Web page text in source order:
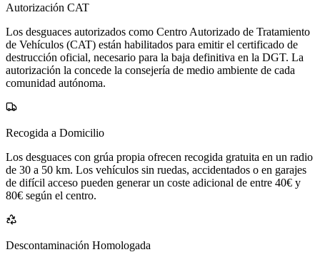
Autorización CAT
Los desguaces autorizados como Centro Autorizado de Tratamiento
de Vehículos (CAT) están habilitados para emitir el certificado de
destrucción oficial, necesario para la baja definitiva en la DGT. La
autorización la concede la consejería de medio ambiente de cada
comunidad autónoma.
Recogida a Domicilio
Los desguaces con grúa propia ofrecen recogida gratuita en un radio
de 30 a 50 km. Los vehículos sin ruedas, accidentados o en garajes
de difícil acceso pueden generar un coste adicional de entre 40€ y
80€ según el centro.
Descontaminación Homologada